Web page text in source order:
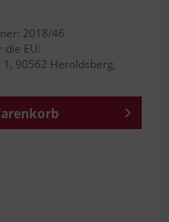
2018/46
EU:
1, 90562 Heroldsberg,